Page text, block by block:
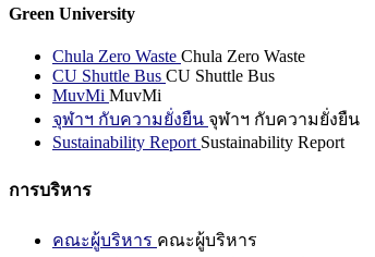
Green University
Chula Zero Waste Chula Zero Waste
CU Shuttle Bus CU Shuttle Bus
MuvMi MuvMi
จุฬาฯ กับความยั่งยืน จุฬาฯ กับความยั่งยืน
Sustainability Report Sustainability Report
การบริหาร
คณะผู้บริหาร คณะผู้บริหาร